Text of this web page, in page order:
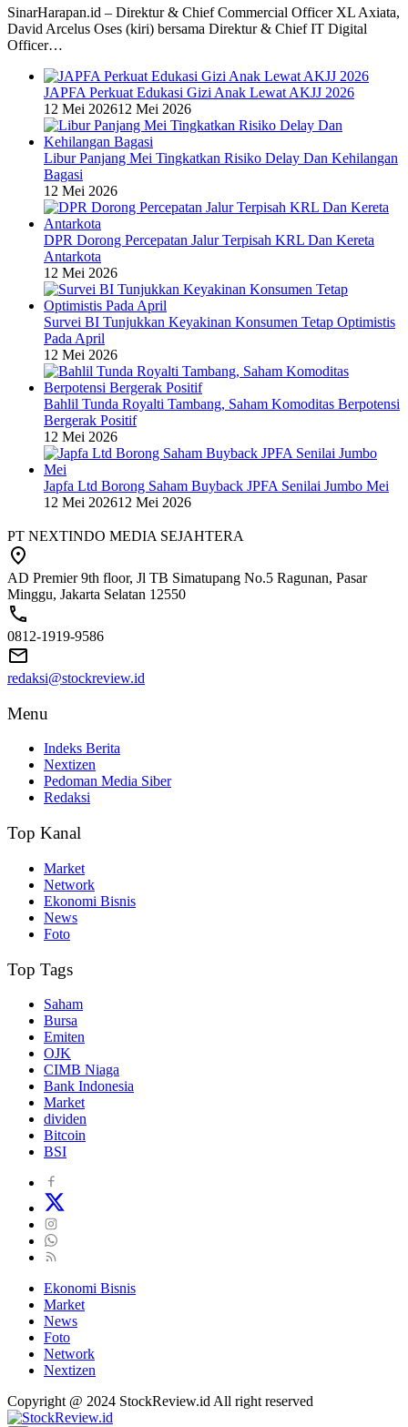
SinarHarapan.id – Direktur & Chief Commercial Officer XL Axiata,
David Arcelus Oses (kiri) bersama Direktur & Chief IT Digital
Officer…
JAPFA Perkuat Edukasi Gizi Anak Lewat AKJJ 2026
12 Mei 202612 Mei 2026
Libur Panjang Mei Tingkatkan Risiko Delay Dan Kehilangan
Bagasi
12 Mei 2026
DPR Dorong Percepatan Jalur Terpisah KRL Dan Kereta
Antarkota
12 Mei 2026
Survei BI Tunjukkan Keyakinan Konsumen Tetap Optimistis
Pada April
12 Mei 2026
Bahlil Tunda Royalti Tambang, Saham Komoditas Berpotensi
Bergerak Positif
12 Mei 2026
Japfa Ltd Borong Saham Buyback JPFA Senilai Jumbo Mei
12 Mei 202612 Mei 2026
PT NEXTINDO MEDIA SEJAHTERA
AD Premier 9th floor, Jl TB Simatupang No.5 Ragunan, Pasar
Minggu, Jakarta Selatan 12550
0812-1919-9586
redaksi@stockreview.id
Menu
Indeks Berita
Nextizen
Pedoman Media Siber
Redaksi
Top Kanal
Market
Network
Ekonomi Bisnis
News
Foto
Top Tags
Saham
Bursa
Emiten
OJK
CIMB Niaga
Bank Indonesia
Market
dividen
Bitcoin
BSI
Ekonomi Bisnis
Market
News
Foto
Network
Nextizen
Copyright @ 2024 StockReview.id All right reserved